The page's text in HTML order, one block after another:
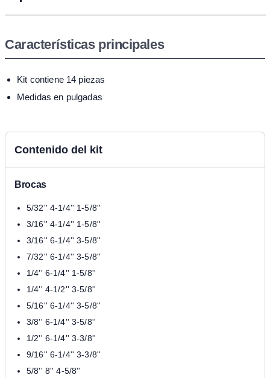
Características principales
Kit contiene 14 piezas
Medidas en pulgadas
Contenido del kit
Brocas
5/32'' 4-1/4'' 1-5/8''
3/16'' 4-1/4'' 1-5/8''
3/16'' 6-1/4'' 3-5/8''
7/32'' 6-1/4'' 3-5/8''
1/4'' 6-1/4'' 1-5/8''
1/4'' 4-1/2'' 3-5/8''
5/16'' 6-1/4'' 3-5/8''
3/8'' 6-1/4'' 3-5/8''
1/2'' 6-1/4'' 3-3/8''
9/16'' 6-1/4'' 3-3/8''
5/8'' 8'' 4-5/8''